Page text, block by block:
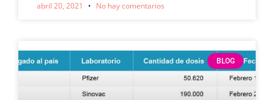
abril 20, 2021 No hay comentarios
BLOG